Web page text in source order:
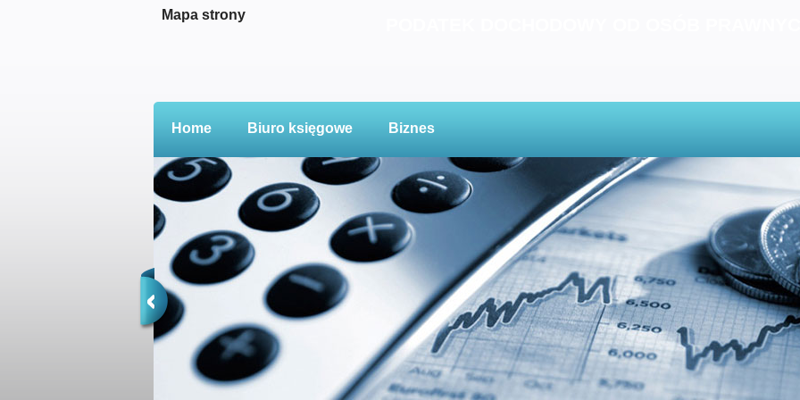
Mapa strony
Home Biuro księgowe Biznes